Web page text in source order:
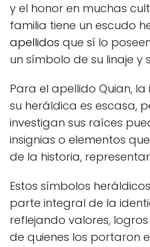
y el honor en muchas
familia tiene un escudo
apellidos que sí lo
un símbolo de su linaje y
Para el apellido Quian,
su heráldica es escasa,
investigan sus raíces
insignias o elementos
de la historia,
Estos símbolos
parte integral de la
reflejando valores,
de quienes los portaron